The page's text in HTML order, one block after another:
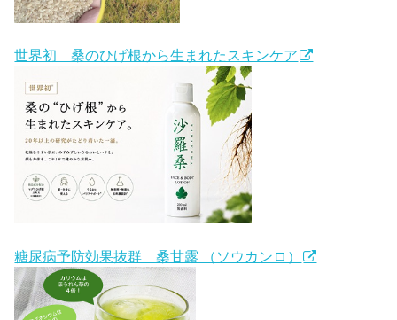
世界初 桑のひげ根から生まれたスキンケア
糖尿病予防効果抜群 桑甘露 （ソウカンロ）